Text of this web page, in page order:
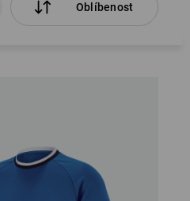
Oblíbenost